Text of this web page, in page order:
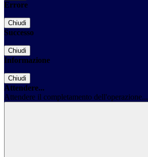
Errore
Chiudi
Successo
Chiudi
Informazione
Chiudi
Attendere...
Attendere il completamento dell'operazione...